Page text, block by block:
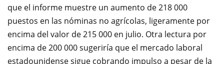
que el informe muestre un aumento de 218 000
puestos en las nóminas no agrícolas, ligeramente por
encima del valor de 215 000 en julio. Otra lectura por
encima de200 000sugeriría que el mercado laboral
estadounidensesigue cobrando impulso a pesar de la